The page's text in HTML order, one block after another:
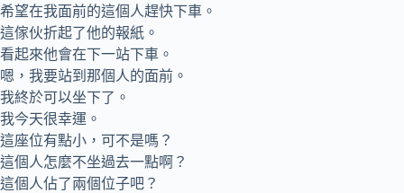
希望在我面前的這個人趕快下車。
這傢伙折起了他的報紙。
看起來他會在下一站下車。
嗯，我要站到那個人的面前。
我終於可以坐下了。
我今天很幸運。
這座位有點小，可不是嗎？
這個人怎麼不坐過去一點啊？
這個人佔了兩個位子吧？